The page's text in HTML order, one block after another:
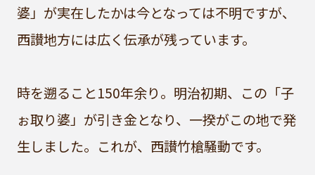
婆」が実在したかは今となっては不明ですが、
西讃地方には広く伝承が残っています。
時を遡ること150年余り。明治初期、この「子
ぉ取り婆」が引き金となり、一揆がこの地で発
生しました。これが、西讃竹槍騒動です。